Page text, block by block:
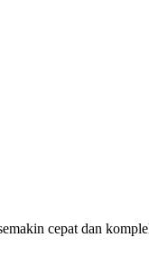
cepat dan